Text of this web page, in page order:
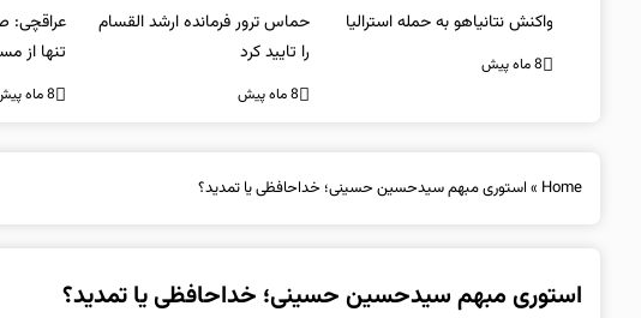
واکنش نتانیاهو به حمله استرالیا
8 ماه پیش
حماس ترور فرمانده ارشد القسام
را تایید کرد
8 ماه پیش
عراقچی:
تنها از
محقق
8 ماه پیش
Home
» استوری مبهم سیدحسین حسینی؛ خداحافظی یا تمدید؟
استوری مبهم سیدحسین حسینی؛ خداحافظی یا تمدید؟